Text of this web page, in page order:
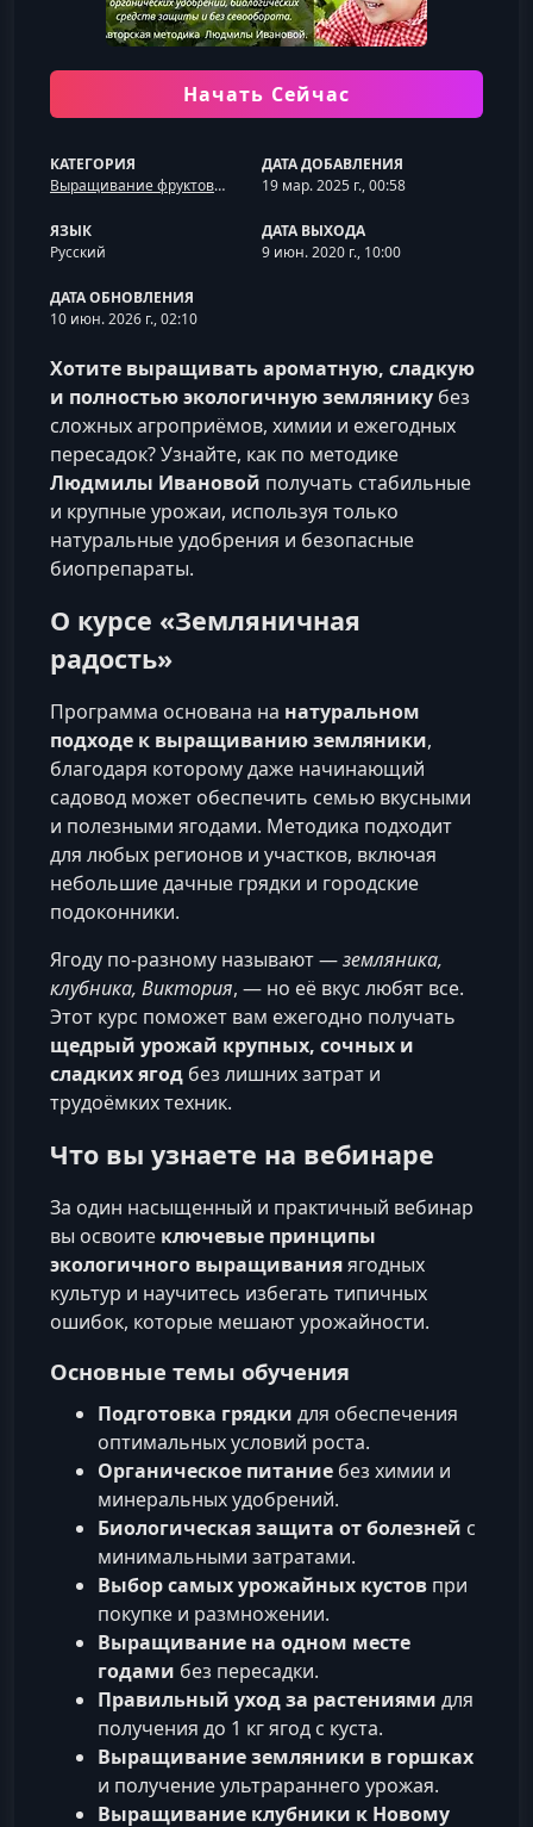
Начать Сейчас
КАТЕГОРИЯ
Выращивание фруктов и ягод
ДАТА ДОБАВЛЕНИЯ
19 мар. 2025 г., 00:58
ЯЗЫК
Русский
ДАТА ВЫХОДА
9 июн. 2020 г., 10:00
ДАТА ОБНОВЛЕНИЯ
10 июн. 2026 г., 02:10
Хотите выращивать ароматную, сладкую
и полностью экологичную землянику без
сложных агроприёмов, химии и ежегодных
пересадок? Узнайте, как по методике
Людмилы Ивановой получать стабильные
и крупные урожаи, используя только
натуральные удобрения и безопасные
биопрепараты.
О курсе «Земляничная
радость»
Программа основана на натуральном
подходе к выращиванию земляники,
благодаря которому даже начинающий
садовод может обеспечить семью вкусными
и полезными ягодами. Методика подходит
для любых регионов и участков, включая
небольшие дачные грядки и городские
подоконники.
Ягоду по-разному называют —земляника,
клубника, Виктория, — но её вкус любят все.
Этот курс поможет вам ежегодно получать
щедрый урожай крупных, сочных и
сладких ягод без лишних затрат и
трудоёмких техник.
Что вы узнаете на вебинаре
За один насыщенный и практичный вебинар
вы освоите ключевые принципы
экологичного выращиванияягодных
культур и научитесь избегать типичных
ошибок, которые мешают урожайности.
Основные темы обучения
Подготовка грядки для обеспечения
оптимальных условий роста.
Органическое питание без химии и
минеральных удобрений.
Биологическая защита от болезней с
минимальными затратами.
Выбор самых урожайных кустов при
покупке и размножении.
Выращивание на одном месте
годами без пересадки.
Правильный уход за растениями для
получения до 1 кг ягод с куста.
Выращивание земляники в горшках
и получение ультрараннего урожая.
Выращивание клубники к Новому